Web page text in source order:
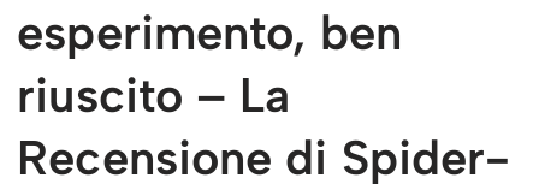
esperimento, ben
riuscito – La
Recensione di Spider-